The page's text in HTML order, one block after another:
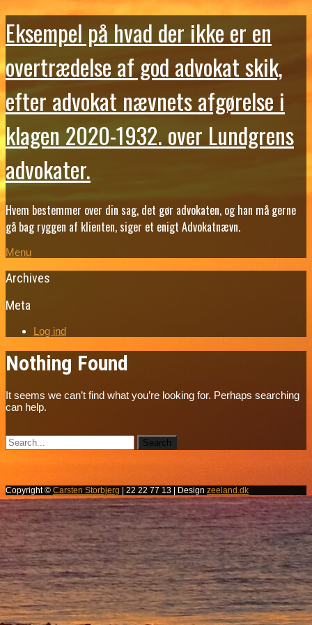
Eksempel på hvad der ikke er en
overtrædelse af god advokat skik,
efter advokat nævnets afgørelse i
klagen 2020-1932. over Lundgrens
advokater.
Hvem bestemmer over din sag, det gør advokaten, og han må gerne
gå bag ryggen af klienten, siger et enigt Advokatnævn.
Menu
Archives
Meta
Log ind
Nothing Found
It seems we can’t find what you’re looking for. Perhaps searching
can help.
Copyright © Carsten Storbjerg | 22 22 77 13 | Design zeeland.dk